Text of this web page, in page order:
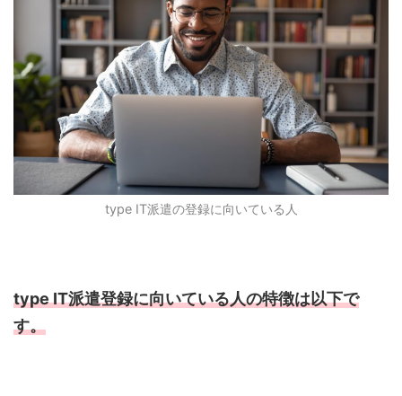
type IT派遣の登録に向いている人
type IT派遣登録に向いている人の特徴は以下で
す。